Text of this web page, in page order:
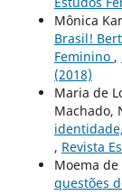
Mônica
Brasil!
Feminino ,
(2018)
Maria de
Machado,
, Revista
Moema de
questões